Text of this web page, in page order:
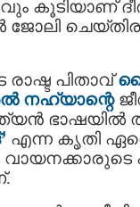
കൂടിയാണ്
പിതാവ്
നഹ്യാന്റെ
ഭാഷയില്‍
എന്ന കൃതി